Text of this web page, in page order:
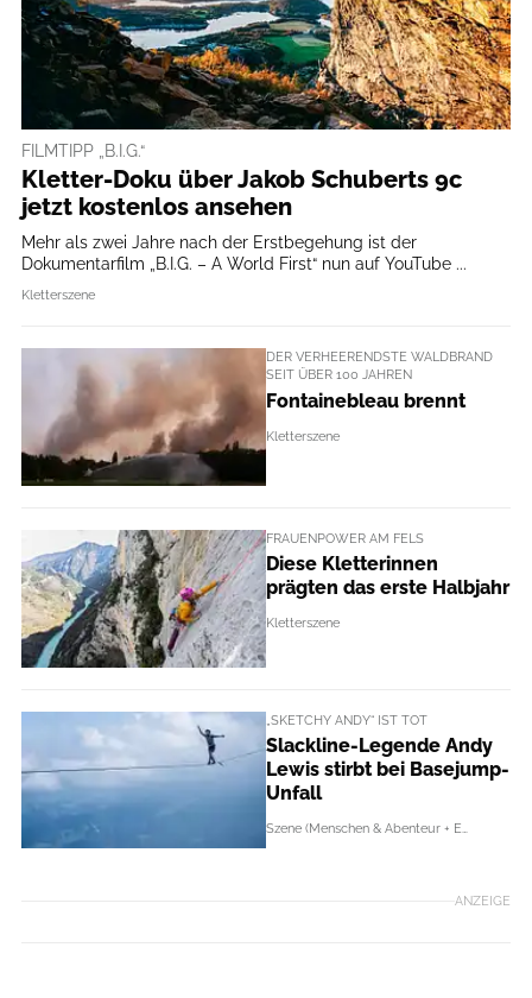
FILMTIPP „B.I.G.“
Kletter-Doku über Jakob Schuberts 9c
jetzt kostenlos ansehen
Mehr als zwei Jahre nach der Erstbegehung ist der
Dokumentarfilm „B.I.G. – A World First“ nun auf YouTube ...
Kletterszene
DER VERHEERENDSTE WALDBRAND
SEIT ÜBER 100 JAHREN
Fontainebleau brennt
Kletterszene
FRAUENPOWER AM FELS
Diese Kletterinnen
prägten das erste Halbjahr
Kletterszene
„SKETCHY ANDY“ IST TOT
Slackline-Legende Andy
Lewis stirbt bei Basejump-
Unfall
Szene (Menschen & Abenteur + Events)
ANZEIGE